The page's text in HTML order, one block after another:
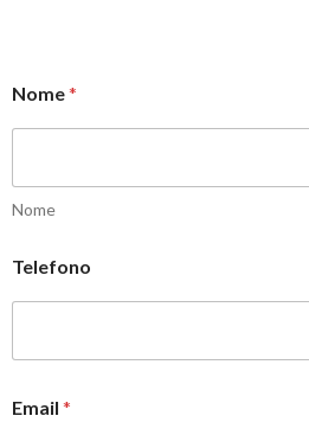
Nome*
Nome
Telefono
Email *